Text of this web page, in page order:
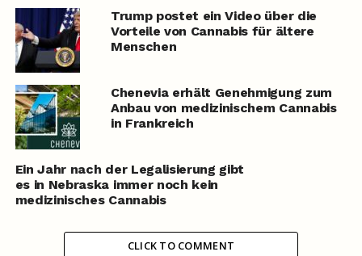
Trump postet ein Video über die
Vorteile von Cannabis für ältere
Menschen
Chenevia erhält Genehmigung zum
Anbau von medizinischem Cannabis
in Frankreich
Ein Jahr nach der Legalisierung gibt
es in Nebraska immer noch kein
medizinisches Cannabis
CLICK TO COMMENT